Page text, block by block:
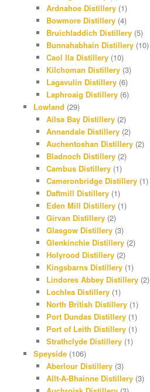
Ardnahoe Distillery (1)
Bowmore Distillery (4)
Bruichladdich Distillery (5)
Bunnahabhain Distillery (10)
Caol Ila Distillery (10)
Kilchoman Distillery (3)
Lagavulin Distillery (6)
Laphroaig Distillery (6)
Lowland (29)
Ailsa Bay Distillery (2)
Annandale Distillery (2)
Auchentoshan Distillery (2)
Bladnoch Distillery (2)
Cambus Distillery (1)
Cameronbridge Distillery (1)
Daftmill Distillery (1)
Eden Mill Distillery (1)
Girvan Distillery (2)
Glasgow Distillery (3)
Glenkinchie Distillery (2)
Holyrood Distillery (2)
Kingsbarns Distillery (1)
Lindores Abbey Distillery (2)
Lochlea Distillery (1)
North British Distillery (1)
Port Dundas Distillery (1)
Port of Leith Distillery (1)
Strathclyde Distillery (1)
Speyside(106)
Aberlour Distillery (3)
Allt-A-Bhainne Distillery (3)